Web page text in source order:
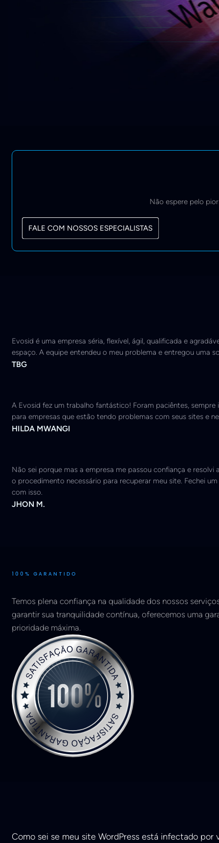
Não espere pelo
FALE COM NOSSOS ESPECIALISTAS
Evosid é uma empresa séria, flexível, ágil, qualificada e
espaço. A equipe entendeu o meu problema e entregou uma
TBG
A Evosid fez um trabalho fantástico! Foram paciêntes,
para empresas que estão tendo problemas com seus sites e
HILDA MWANGI
Não sei porque mas a empresa me passou confiança e
o procedimento necessário para recuperar meu site. Fechei
com isso.
JHON M.
100% GARANTIDO
Temos plena confiança na qualidade dos nossos
garantir sua tranquilidade contínua, oferecemos uma
prioridade máxima.
Como sei se meu site WordPress está infectado por